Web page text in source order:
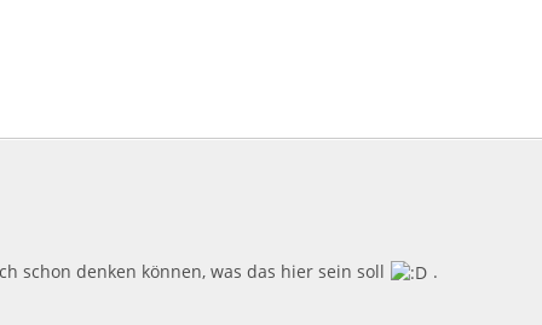
schon denken können, was das hier sein soll .